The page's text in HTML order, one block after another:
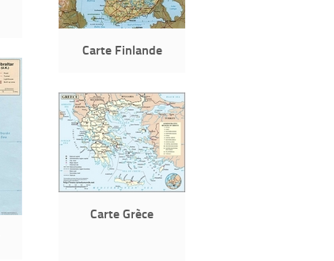
Carte Finlande
Carte Grèce